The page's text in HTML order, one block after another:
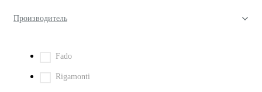
Производитель
Fado
Rigamonti